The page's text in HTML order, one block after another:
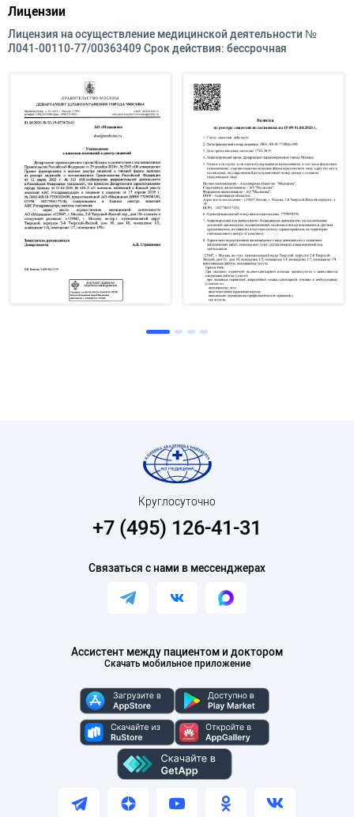
Лицензии
Лицензия на осуществление медицинской деятельности №
Л041-00110-77/00363409 Срок действия: бессрочная
Ассистент между пациентом и доктором
Скачать мобильное приложение
Круглосуточно
+7 (495) 126-41-31
Связаться с нами в мессенджерах